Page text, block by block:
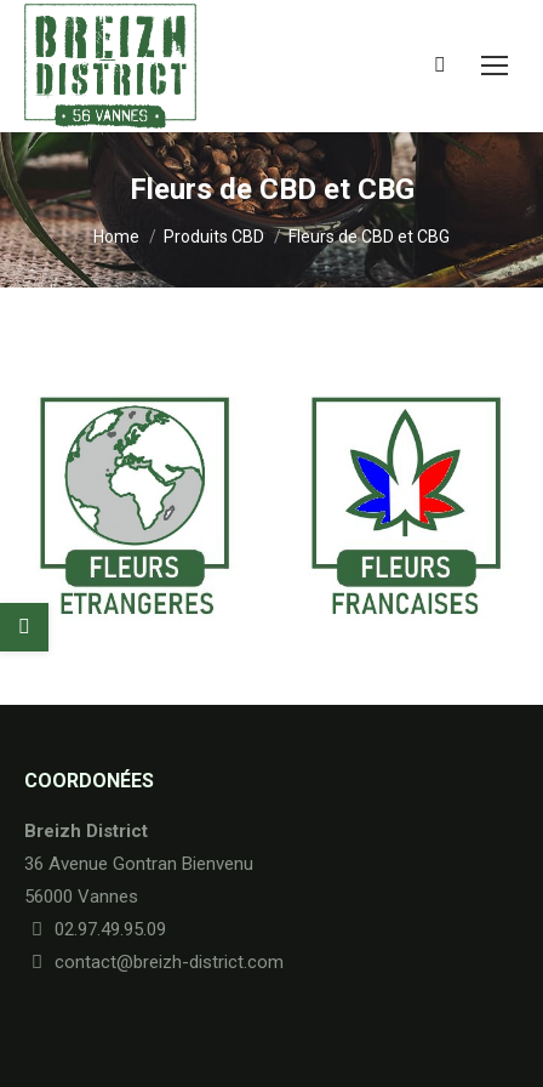
Search:
Fleurs de CBD et CBG
You are here:
Home Produits CBD Fleurs de CBD et CBG
COORDONÉES
Breizh District
36 Avenue Gontran Bienvenu
56000 Vannes
02.97.49.95.09
contact@breizh-district.com